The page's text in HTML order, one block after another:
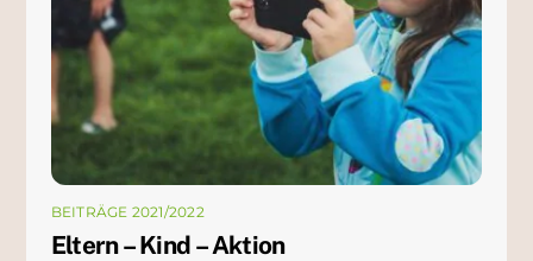
BEITRÄGE 2021/2022
Eltern – Kind – Aktion